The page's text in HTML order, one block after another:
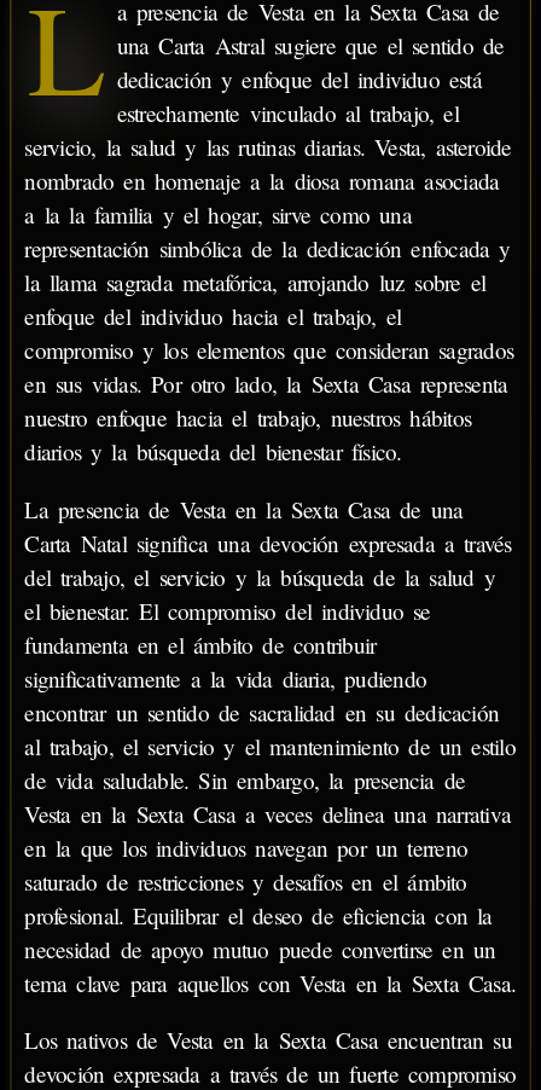
L a presencia de Vesta en la Sexta Casa de
una Carta Astral sugiere que el sentido de
dedicación y enfoque del individuo está
estrechamente vinculado al trabajo, el
servicio, la salud y las rutinas diarias. Vesta, asteroide
nombrado en homenaje a la diosa romana asociada
a la la familia y el hogar, sirve como una
representación simbólica de la dedicación enfocada y
la llama sagrada metafórica, arrojando luz sobre el
enfoque del individuo hacia el trabajo, el
compromiso y los elementos que consideran sagrados
en sus vidas. Por otro lado, la Sexta Casa representa
nuestro enfoque hacia el trabajo, nuestros hábitos
diarios y la búsqueda del bienestar físico.
La presencia de Vesta en la Sexta Casa de una
Carta Natal significa una devoción expresada a través
del trabajo, el servicio y la búsqueda de la salud y
el bienestar. El compromiso del individuo se
fundamenta en el ámbito de contribuir
significativamente a la vida diaria, pudiendo
encontrar un sentido de sacralidad en su dedicación
al trabajo, el servicio y el mantenimiento de un estilo
de vida saludable. Sin embargo, la presencia de
Vesta en la Sexta Casa a veces delinea una narrativa
en la que los individuos navegan por un terreno
saturado de restricciones y desafíos en el ámbito
profesional. Equilibrar el deseo de eficiencia con la
necesidad de apoyo mutuo puede convertirse en un
tema clave para aquellos con Vesta en la Sexta Casa.
Los nativos de Vesta en la Sexta Casa encuentran su
devoción expresada a través de un fuerte compromiso